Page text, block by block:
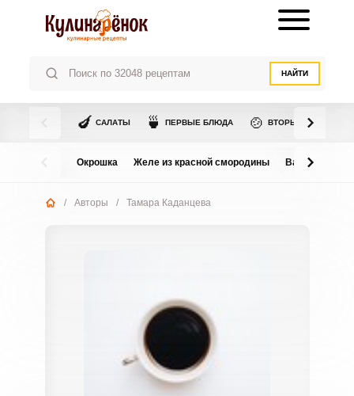
НАЙТИ
🍆 САЛАТЫ 🍵 ПЕРВЫЕ БЛЮДА 🍲 ВТОРЫЕ БЛЮДА
Окрошка Желе из красной смородины Варенье из
/ Авторы / Тамара Каданцева